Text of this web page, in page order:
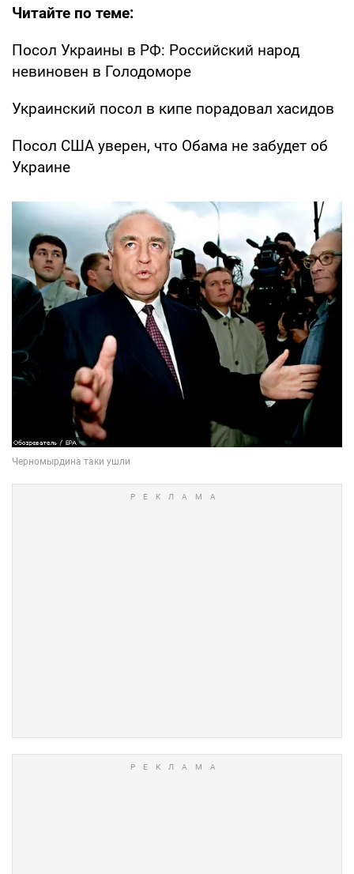
Читайте по теме:
Посол Украины в РФ: Российский народ
невиновен в Голодоморе
Украинский посол в кипе порадовал хасидов
Посол США уверен, что Обама не забудет об
Украине